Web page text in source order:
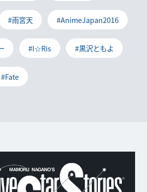
#雨宮天 #AnimeJapan2016
#I☆Ris #黒沢ともよ
#Fate